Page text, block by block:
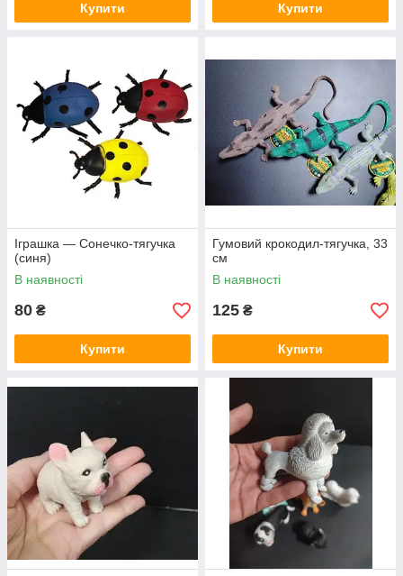
Купити Купити
Іграшка — Сонечко-тягучка
(синя)
В наявності
80 ₴
Купити
Гумовий крокодил-тягучка, 33
см
В наявності
125 ₴
Купити